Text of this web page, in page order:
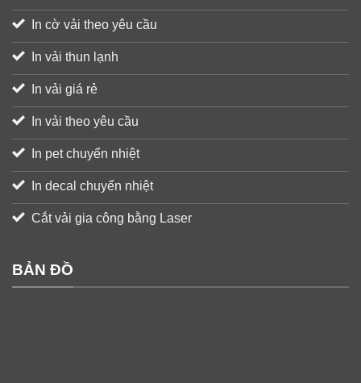
In cờ vải theo yêu cầu
In vải thun lạnh
In vải giá rẻ
In vải theo yêu cầu
In pet chuyển nhiệt
In decal chuyển nhiệt
Cắt vải gia công bằng Laser
BẢN ĐỒ